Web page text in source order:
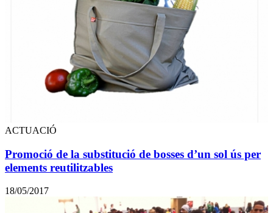
ACTUACIÓ
Promoció de la substitució de bosses d’un sol ús per
elements reutilitzables
18/05/2017